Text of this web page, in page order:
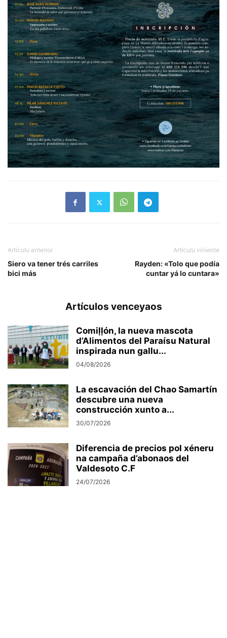
Artículu anterior
Siero va tener trés carriles
bici más
Artículu viniente
Rayden: «Tolo que podía
cuntar yá lo cuntara»
Artículos venceyaos
Comiḷḷón, la nueva mascota
d’Alimentos del Paraísu Natural
inspirada nun gallu...
04/08/2026
La escavación del Chao Samartín
descubre una nueva
construcción xunto a...
30/07/2026
Diferencia de precios pol xéneru
na campaña d’abonaos del
Valdesoto C.F
24/07/2026